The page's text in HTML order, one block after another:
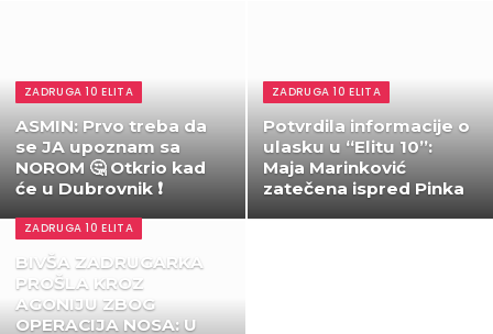
ZADRUGA 10 ELITA
ASMIN: Prvo treba da
se JA upoznam sa
NOROM 🤔 Otkrio kad
će u Dubrovnik ❗
ZADRUGA 10 ELITA
Potvrdila informacije o
ulasku u “Elitu 10”:
Maja Marinković
zatečena ispred Pinka
ZADRUGA 10 ELITA
BIVŠA ZADRUGARKA
PROŠLA KROZ
AGONIJU ZBOG
OPERACIJA NOSA: U